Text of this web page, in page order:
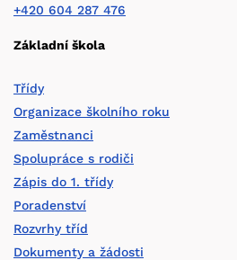
+420 604 287 476
Základní škola
Třídy
Organizace školního roku
Zaměstnanci
Spolupráce s rodiči
Zápis do 1. třídy
Poradenství
Rozvrhy tříd
Dokumenty a žádosti